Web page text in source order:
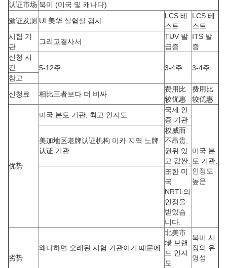
认证市场 북미 (미국 및 캐나다)
颁证及测 UL美华 실험실 검사
LCS 테
스트
LCS 테
스트
시험 기
관
그리고결사서
TUV 발
급증
ITS 발
증
신청 시
간
5-12주 3-4주
3-4주
참고
신청료
相比三者보다 더 비싸
费用比
较优惠
费用比
较优惠
优势
미국 본토 기관, 최고 인지도
국제 인
증 기관
미국 본
토 기관,
인정도
높은
美加地区老牌认证机构 미카 지역 노牌
认证 기관
权威而
不昂贵,
권위 있
고 값싼,
또한 미
국
NRTL의
인정을
받았습
니다.
劣势
왜냐하면 오래된 시험 기관이기 때문에
北美市
場 브랜
드 인지
도
북미 시
장의 유
명성